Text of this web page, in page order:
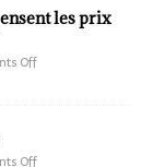
les prix
Off
Off